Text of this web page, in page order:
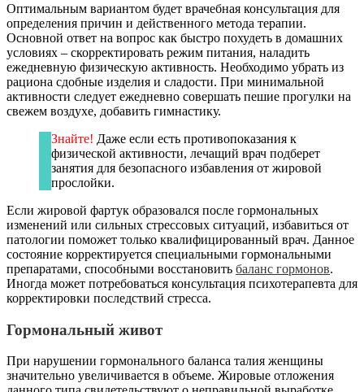
Оптимальным вариантом будет врачебная консультация для
определения причин и действенного метода терапии.
Основной ответ на вопрос как быстро похудеть в домашних
условиях – скорректировать режим питания, наладить
ежедневную физическую активность. Необходимо убрать из
рациона сдобные изделия и сладости. При минимальной
активности следует ежедневно совершать пешие прогулки на
свежем воздухе, добавить гимнастику.
Знайте! Даже если есть противопоказания к
физической активности, лечащий врач подберет
занятия для безопасного избавления от жировой
прослойки.
Если жировой фартук образовался после гормональных
изменений или сильных стрессовых ситуаций, избавиться от
патологии поможет только квалифицированный врач. Данное
состояние корректируется специальными гормональными
препаратами, способными восстановить баланс гормонов.
Иногда может потребоваться консультация психотерапевта для
корректировки последствий стресса.
Гормональный живот
При нарушении гормонального баланса талия женщины
значительно увеличивается в объеме. Жировые отложения